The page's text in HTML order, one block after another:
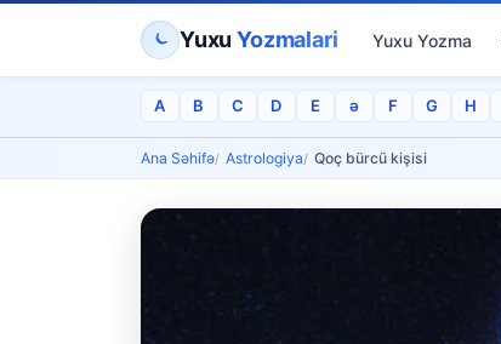
YuxuYozmalari Yuxu Yozma
A B C D E ə F G H
Ana Səhifə Astrologiya Qoç bürcü kişisi